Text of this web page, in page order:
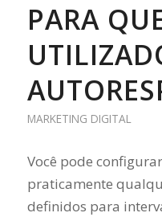
PARA
MARKETING DIGITAL
Você pode
praticamente
definidos para